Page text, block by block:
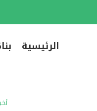
الرئيسية